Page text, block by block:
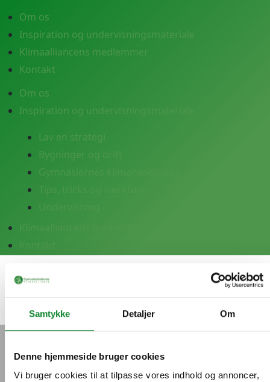
Samtykke Detaljer Om
Denne hjemmeside bruger cookies
Vi bruger cookies til at tilpasse vores indhold og annoncer,
Om os
Inspiration og undervisningsmateriale
Klimaalliancens medlemmer
Kontakt
Om os
Inspiration og undervisningsmateriale
Lav en strategi
Bygninger og drift
Gymnasiernes klimahandledag
Tips, tricks og værktøjer
Undervisning
Klimaalliancens medlemmer
Gymnasieskolernes Klimaalliance
Bæredygtig Gymnasierådgivning